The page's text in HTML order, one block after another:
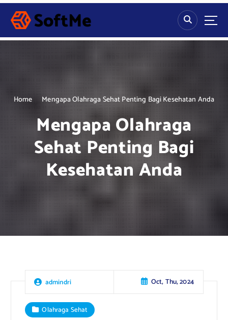
S
p
Home Mengapa Olahraga Sehat Penting Bagi Kesehatan Anda
Mengapa Olahraga
Sehat Penting Bagi
Kesehatan Anda
admindri Oct, Thu, 2024
Olahraga Sehat